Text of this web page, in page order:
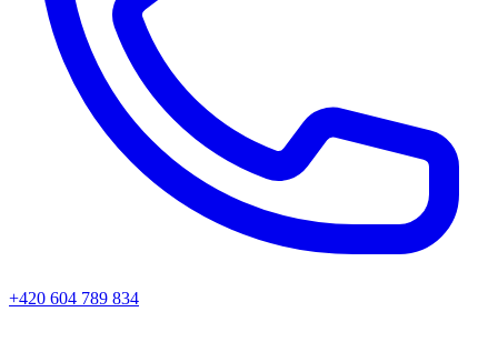
+420 604 789 834